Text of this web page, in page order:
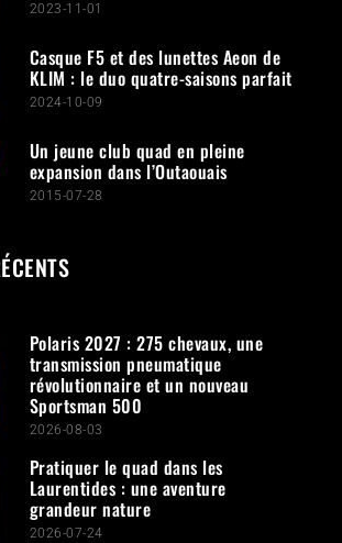
2023-11-01
Casque F5 et des lunettes Aeon de
KLIM : le duo quatre-saisons parfait
2024-10-09
Un jeune club quad en pleine
expansion dans l’Outaouais
2015-07-28
Polaris 2027 : 275 chevaux, une
transmission pneumatique
révolutionnaire et un nouveau
Sportsman 500
2026-08-03
Pratiquer le quad dans les
Laurentides : une aventure
grandeur nature
2026-07-24